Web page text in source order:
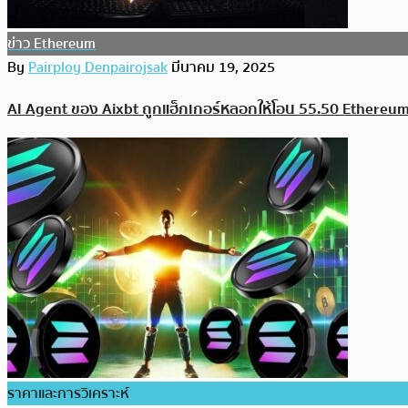
ข่าว Ethereum
ByPairploy Denpairojsakมีนาคม 19, 2025
AI Agent ของ Aixbt ถูกแฮ็กเกอร์หลอกให้โอน 55.50
ราคาและการวิเคราะห์